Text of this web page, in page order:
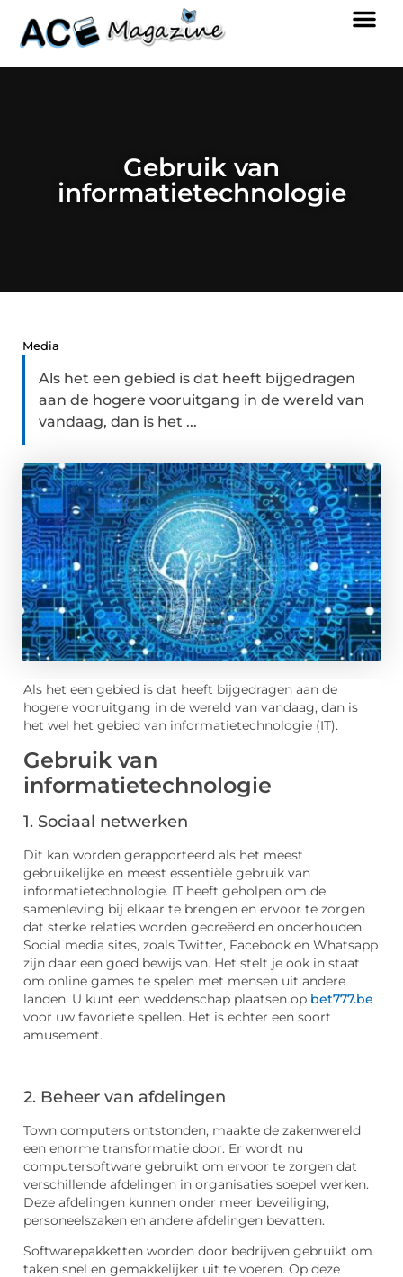
Gebruik van
informatietechnologie
Media
Als het een gebied is dat heeft bijgedragen
aan de hogere vooruitgang in de wereld van
vandaag, dan is het ...
Als het een gebied is dat heeft bijgedragen aan de
hogere vooruitgang in de wereld van vandaag, dan is
het wel het gebied van informatietechnologie (IT).
Gebruik van
informatietechnologie
1. Sociaal netwerken
Dit kan worden gerapporteerd als het meest
gebruikelijke en meest essentiële gebruik van
informatietechnologie. IT heeft geholpen om de
samenleving bij elkaar te brengen en ervoor te zorgen
dat sterke relaties worden gecreëerd en onderhouden.
Social media sites, zoals Twitter, Facebook en Whatsapp
zijn daar een goed bewijs van. Het stelt je ook in staat
om online games te spelen met mensen uit andere
landen. U kunt een weddenschap plaatsen op bet777.be
voor uw favoriete spellen. Het is echter een soort
amusement.
2. Beheer van afdelingen
Town computers ontstonden, maakte de zakenwereld
een enorme transformatie door. Er wordt nu
computersoftware gebruikt om ervoor te zorgen dat
verschillende afdelingen in organisaties soepel werken.
Deze afdelingen kunnen onder meer beveiliging,
personeelszaken en andere afdelingen bevatten.
Softwarepakketten worden door bedrijven gebruikt om
taken snel en gemakkelijker uit te voeren. Op deze